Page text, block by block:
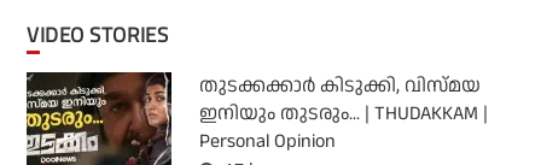
VIDEO STORIES
തുടക്കക്കാര്‍ കിടുക്കി, വിസ്മയ
ഇനിയും തുടരും... | THUDAKKAM |
Personal Opinion